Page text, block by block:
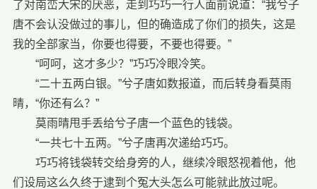
了对南峦大宋的厌恶，走到巧巧一行人面前说道：“我兮子
唐不会认没做过的事儿，但的确造成了你们的损失，这是
我的全部家当，你要也得要，不要也得要。”
“呵呵，这才多少？”巧巧冷眼冷笑。
“二十五两白银。”兮子唐如数报道，而后转身看莫雨
晴，“你还有么？”
莫雨晴甩手丢给兮子唐一个蓝色的钱袋。
“一共七十五两。”兮子唐再次递给巧巧。
巧巧将钱袋转交给身旁的人，继续冷眼怒视着他，他
们设局这么久终于逮到个冤大头怎么可能就此放过呢。